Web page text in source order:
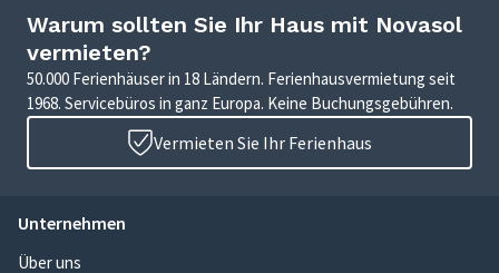
Warum sollten Sie Ihr Haus mit Novasol
vermieten?
50.000 Ferienhäuser in 18 Ländern. Ferienhausvermietung seit
1968. Servicebüros in ganz Europa. Keine Buchungsgebühren.
Vermieten Sie Ihr Ferienhaus
Unternehmen
Über uns